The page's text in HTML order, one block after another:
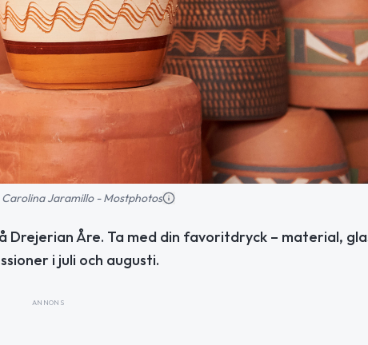
Jaramillo - Mostphotos
Drejerian Åre. Ta med din favoritdryck – material,
i juli och augusti.
ANNONS